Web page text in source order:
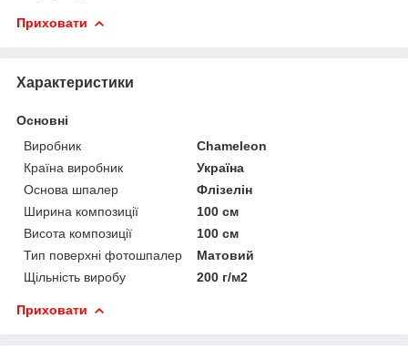
Приховати
Характеристики
Основні
Виробник
Chameleon
Країна виробник
Україна
Основа шпалер
Флізелін
Ширина композиції
100 см
Висота композиції
100 см
Тип поверхні фотошпалер
Матовий
Щільність виробу
200 г/м2
Приховати